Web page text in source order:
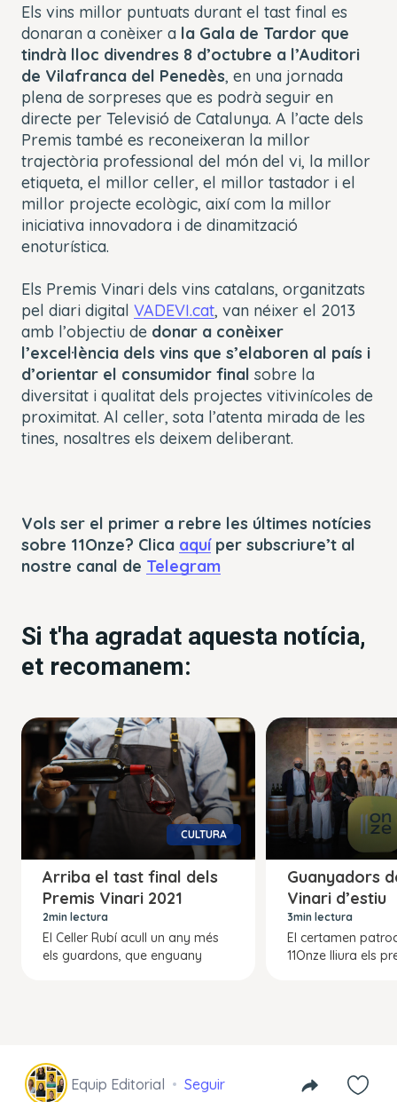
Els vins millor puntuats durant el tast final es
donaran a conèixer a la Gala de Tardor que
tindrà lloc divendres 8 d’octubre a l’Auditori
de Vilafranca del Penedès, en una jornada
plena de sorpreses que es podrà seguir en
directe per Televisió de Catalunya. A l’acte dels
Premis també es reconeixeran la millor
trajectòria professional del món del vi, la millor
etiqueta, el millor celler, el millor tastador i el
millor projecte ecològic, així com la millor
iniciativa innovadora i de dinamització
enoturística.
Els Premis Vinari dels vins catalans, organitzats
pel diari digital VADEVI.cat, van néixer el 2013
amb l’objectiu de donar a conèixer
l’excel·lència dels vins que s’elaboren al país i
d’orientar el consumidor final sobre la
diversitat i qualitat dels projectes vitivinícoles de
proximitat. Al celler, sota l’atenta mirada de les
tines, nosaltres els deixem deliberant.
Vols ser el primer a rebre les últimes notícies
sobre 11Onze? Clica aquíper subscriure’t al
nostre canal de Telegram
Si t'ha agradat aquesta notícia,
et recomanem:
CULTURA
Arriba el tast final dels
Premis Vinari 2021
2min lectura
El Celler Rubí acull un any més
els guardons, que enguany
Guanyadors
Vinari d’estiu
3min lectura
El certamen
11Onze lliura els
Equip Editorial Seguir